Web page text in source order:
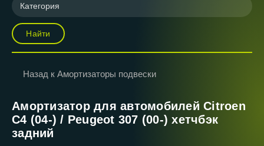
Категория
Найти
Назад к Амортизаторы подвески
Амортизатор для автомобилей Citroen
C4 (04-) / Peugeot 307 (00-) хетчбэк
задний